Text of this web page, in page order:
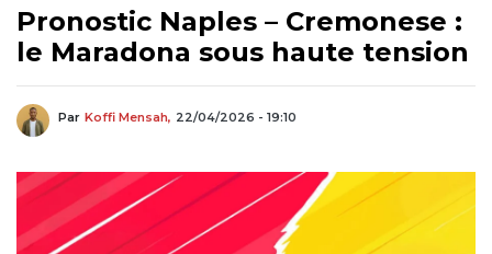
Pronostic Naples – Cremonese :
le Maradona sous haute tension
Par Koffi Mensah, 22/04/2026 - 19:10